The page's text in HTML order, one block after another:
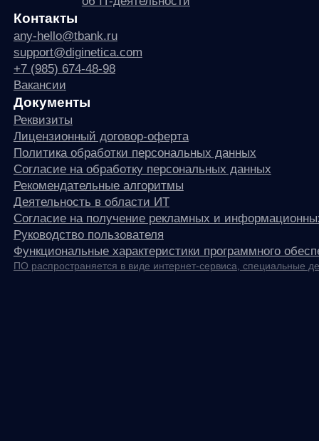
© ООО «Д Технолоджи», 2014-2026
Юридический адрес:121 205, город Москва, тер Инновационного
Центра Сколково, Большой б-р, д. 42 стр. 1
Фактический адрес:улица Грузинский Вал, 7. Башня 2
Основной код по ОКВЭД — 62.01 Разработка компьютерного